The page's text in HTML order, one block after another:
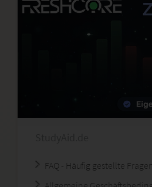
FAQ - Häufig gestellte Fragen